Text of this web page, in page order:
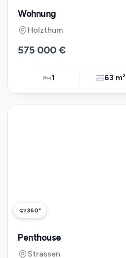
Wohnung
Holzthum
575 000 €
1 63 m²
360°
Penthouse
Strassen